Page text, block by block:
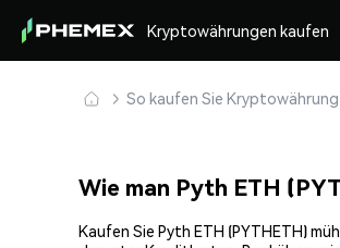
Kryptowährungen kaufen
So kaufen Sie Kryptowährung
Wie man Pyth ETH
Kaufen Sie Pyth ETH (PYTHETH)